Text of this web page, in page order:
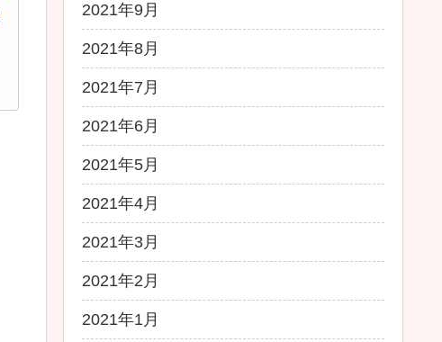
2021年9月
2021年8月
2021年7月
2021年6月
2021年5月
2021年4月
2021年3月
2021年2月
2021年1月